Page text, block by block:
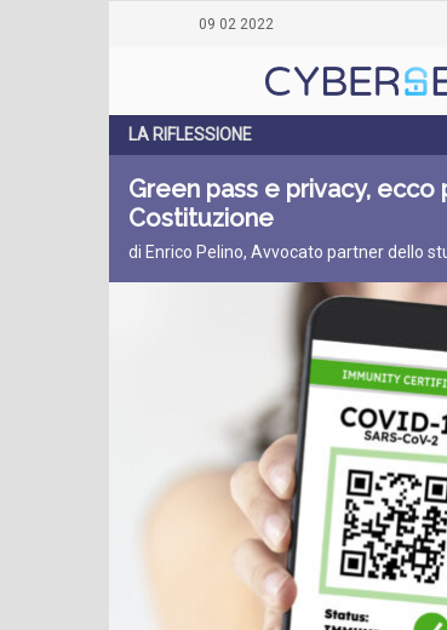
09 02 2022
LA RIFLESSIONE
Green pass e privacy,
Costituzione
di Enrico Pelino, Avvocato partner dello